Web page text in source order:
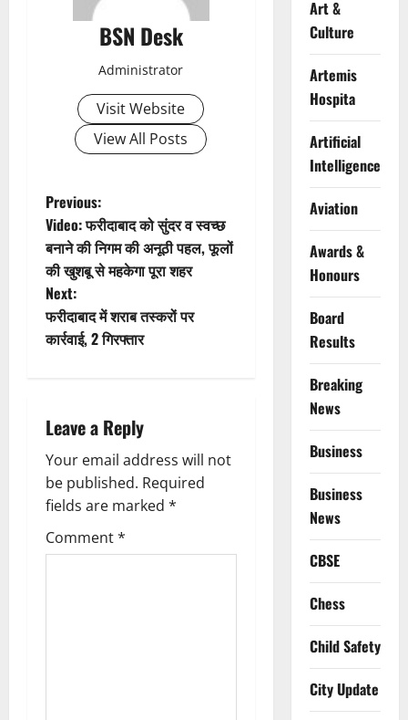
BSN Desk
Administrator
Visit Website
View All Posts
P
o
s
t
v
i
g
a
Previous:
Video: फरीदाबाद को सुंदर व स्वच्छ
बनाने की निगम की अनूठी पहल, फूलों
की खुशबू से महकेगा पूरा शहर
Next:
फरीदाबाद में शराब तस्करों पर
कार्रवाई, 2 गिरफ्तार
Leave a Reply
Your email address will not
be published. Required
fields are marked *
Comment*
Art &
Culture
Artemis
Hospita
Artificial
Intelligence
Aviation
Awards &
Honours
Board
Results
Breaking
News
Business
Business
News
CBSE
Chess
Child Safety
City Update